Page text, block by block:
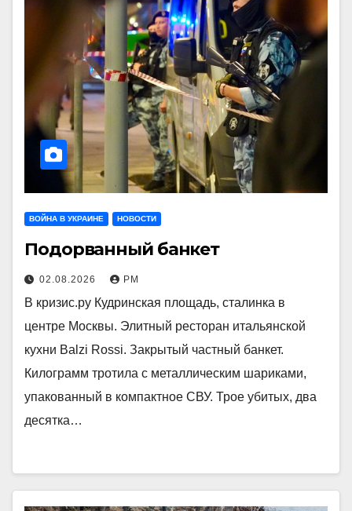
ВОЙНА В УКРАИНЕ НОВОСТИ
Подорванный банкет
02.08.2026 РМ
В кризис.ру Кудринская площадь, сталинка в
центре Москвы. Элитный ресторан итальянской
кухни Balzi Rossi. Закрытый частный банкет.
Килограмм тротила с металлическим шариками,
упакованный в компактное СВУ. Трое убитых, два
десятка…